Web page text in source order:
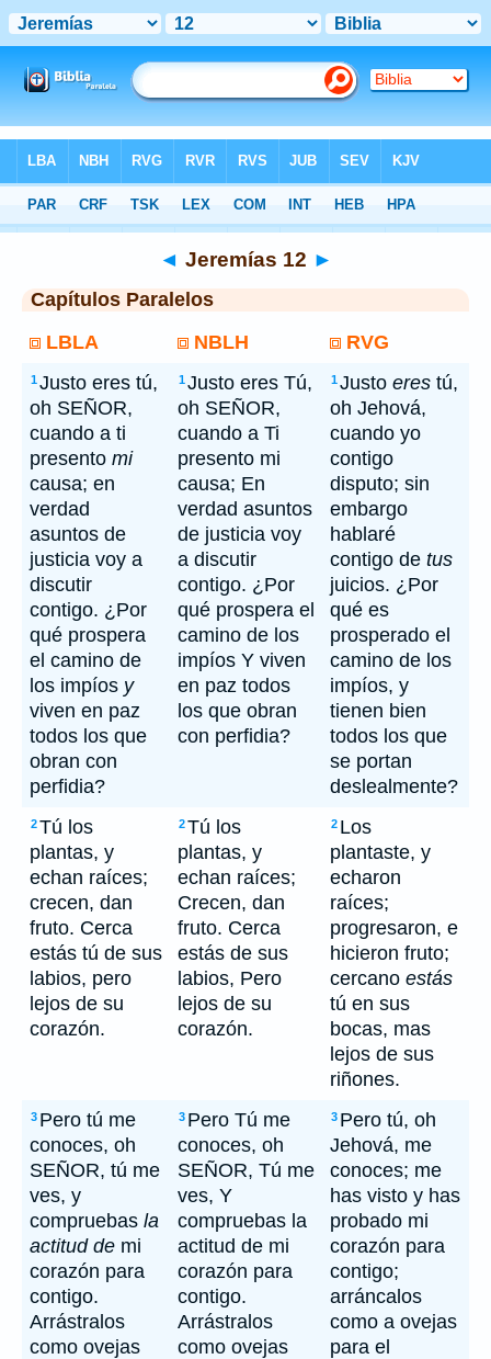
> Jeremías 12
◄ Jeremías 12 ►
Capítulos Paralelos
LBLA
NBLH RVG
1Justo eres tú,
oh SEÑOR,
cuando a ti
presento mi
causa; en
verdad
asuntos de
justicia voy a
discutir
contigo. ¿Por
qué prospera
el camino de
los impíos y
viven en paz
todos los que
obran con
perfidia?
1Justo eres Tú,
oh SEÑOR,
cuando a Ti
presento mi
causa; En
verdad asuntos
de justicia voy
a discutir
contigo. ¿Por
qué prospera el
camino de los
impíos Y viven
en paz todos
los que obran
con perfidia?
1Justo eres tú,
oh Jehová,
cuando yo
contigo
disputo; sin
embargo
hablaré
contigo de tus
juicios. ¿Por
qué es
prosperado el
camino de los
impíos, y
tienen bien
todos los que
se portan
deslealmente?
2Tú los
plantas, y
echan raíces;
crecen, dan
fruto. Cerca
estás tú de sus
labios, pero
lejos de su
corazón.
2Tú los
plantas, y
echan raíces;
Crecen, dan
fruto. Cerca
estás de sus
labios, Pero
lejos de su
corazón.
2 Los
plantaste, y
echaron
raíces;
progresaron, e
hicieron fruto;
cercano estás
tú en sus
bocas, mas
lejos de sus
riñones.
3 Pero tú me
conoces, oh
SEÑOR, tú me
ves, y
compruebas la
actitud de mi
corazón para
contigo.
Arrástralos
como ovejas
3 Pero Tú me
conoces, oh
SEÑOR, Tú me
ves, Y
compruebas la
actitud de mi
corazón para
contigo.
Arrástralos
como ovejas
3 Pero tú, oh
Jehová, me
conoces; me
has visto y has
probado mi
corazón para
contigo;
arráncalos
como a ovejas
para el